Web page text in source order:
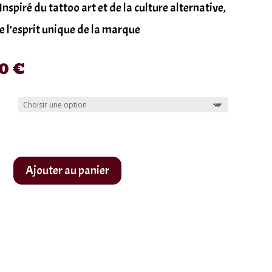
du tattoo art et de la culture alternative,
l’esprit unique de la marque
€
Ajouter au panier